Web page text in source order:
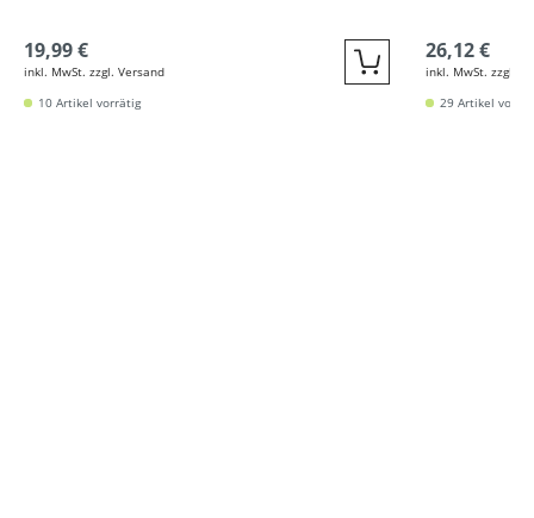
19,99 €
inkl. MwSt. zzgl. Versand Quickbuy
10 Artikel vorrätig
26,12 €
inkl. MwSt. zzgl.
29 Artikel